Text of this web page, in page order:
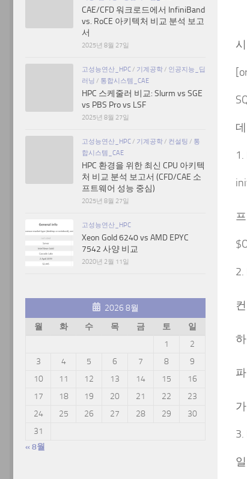
2.
3.
CAE/CFD 워크로드에서 InfiniBand
vs. RoCE 아키텍처 비교 분석 보고
서
2025년 8월 27일
고성능연산_HPC/ 기계공학/ 인공지능_딥
러닝 / 통합시스템_CAE
HPC 스케줄러 비교: Slurm vs SGE
vs PBS Pro vs LSF
2025년 8월 27일
고성능연산_HPC/ 기계공학/ 컨설팅 / 통
합시스템_CAE
HPC 환경을 위한 최신 CPU 아키텍
처 비교 분석 보고서 (CFD/CAE 소
프트웨어 성능 중심)
2025년 8월 27일
고성능연산_HPC
Xeon Gold 6240 vs AMD EPYC
7542 사양 비교
2020년 2월 11일
2026 8월
월
화 수 목 금 토
일
1
2
3
4 5 6 7 8
9
10
11 12 13 14 15
16
17
18 19 20 21 22
23
24
25 26 27 28 29
30
31
« 8월